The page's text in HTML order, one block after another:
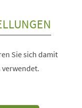
Sie sich damit
verwendet.